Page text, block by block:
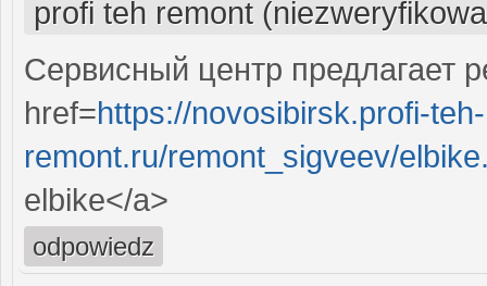
profi teh remont
Сервисный центр предлагает
href=https://novosibirsk.profi-teh-
remont.ru/remont_sigveev/
elbike</a>
odpowiedz